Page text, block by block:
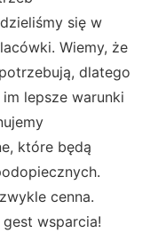
się w
Wiemy, że
dlatego
lepsze warunki
które będą
cenna.
wsparcia!